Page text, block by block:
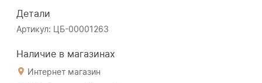
Детали
Артикул: ЦБ-00001263
Наличие в магазинах
Интернет магазин